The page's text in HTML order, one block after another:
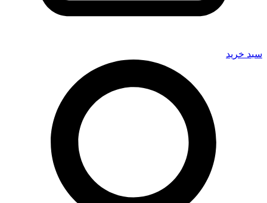
سبد خرید